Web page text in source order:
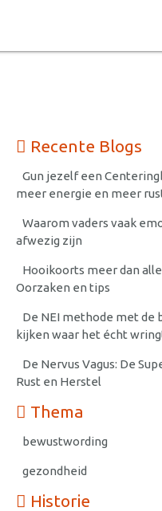
Recente Blogs
Gun jezelf een
meer energie en meer
Waarom vaders vaak
afwezig zijn
Hooikoorts meer dan
Oorzaken en tips
De NEI methode met de
kijken waar het écht
De Nervus Vagus: De
Rust en Herstel
Thema
bewustwording
gezondheid
Historie